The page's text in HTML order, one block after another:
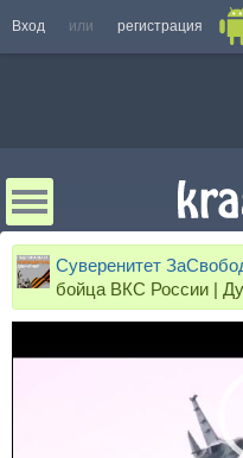
Вход или регистрация
Суверенитет
бойца ВКС России |